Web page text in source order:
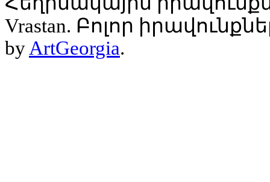
Vrastan. Բոլոր
by ArtGeorgia.